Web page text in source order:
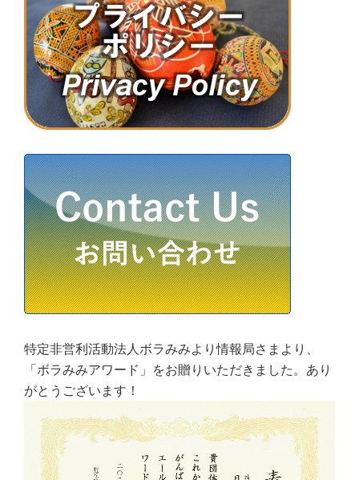
特定非営利活動法人ボラみみより情報局さまより、
「ボラみみアワード」をお贈りいただきました。あり
がとうございます！